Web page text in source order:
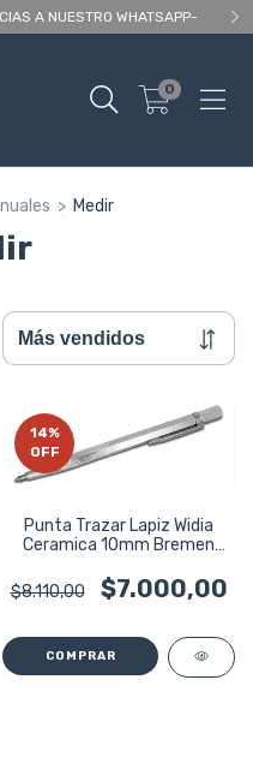
A NUESTRO WHATSAPP-
0
> Medir
14%
OFF
Punta Trazar Lapiz Widia
Ceramica 10mm Bremen
$8.110,00
$7.000,00